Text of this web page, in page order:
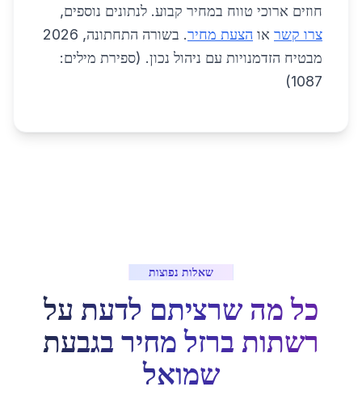
חוזים ארוכי טווח במחיר קבוע. לנתונים נוספים,
צרו קשר או הצעת מחיר
. בשורה התחתונה, 2026
מבטיח הזדמנויות עם ניהול נכון. (ספירת מילים:
1087)
שאלות נפוצות
כל מה שרציתם לדעת על
רשתות ברזל מחיר בגבעת
שמואל